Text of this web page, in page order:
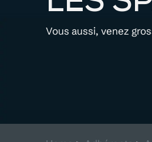
Vous aussi, venez